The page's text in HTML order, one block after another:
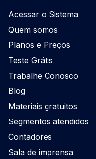
Acessar o Sistema
Quem somos
Planos e Preços
Teste Grátis
Trabalhe Conosco
Blog
Materiais gratuitos
Segmentos atendidos
Contadores
Sala de imprensa